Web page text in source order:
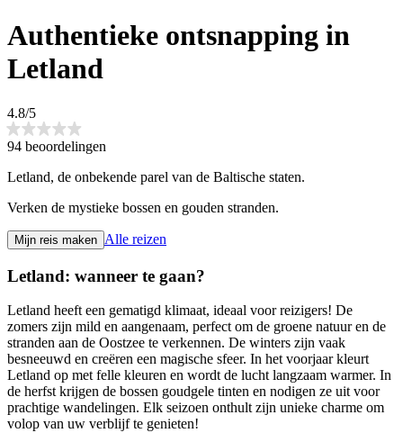
Authentieke ontsnapping in
Letland
4.8/5
94 beoordelingen
Letland, de onbekende parel van de Baltische staten.
Verken de mystieke bossen en gouden stranden.
Mijn reis maken Alle reizen
Letland: wanneer te gaan?
Letland heeft een gematigd klimaat, ideaal voor reizigers! De
zomers zijn mild en aangenaam, perfect om de groene natuur en de
stranden aan de Oostzee te verkennen. De winters zijn vaak
besneeuwd en creëren een magische sfeer. In het voorjaar kleurt
Letland op met felle kleuren en wordt de lucht langzaam warmer. In
de herfst krijgen de bossen goudgele tinten en nodigen ze uit voor
prachtige wandelingen. Elk seizoen onthult zijn unieke charme om
volop van uw verblijf te genieten!